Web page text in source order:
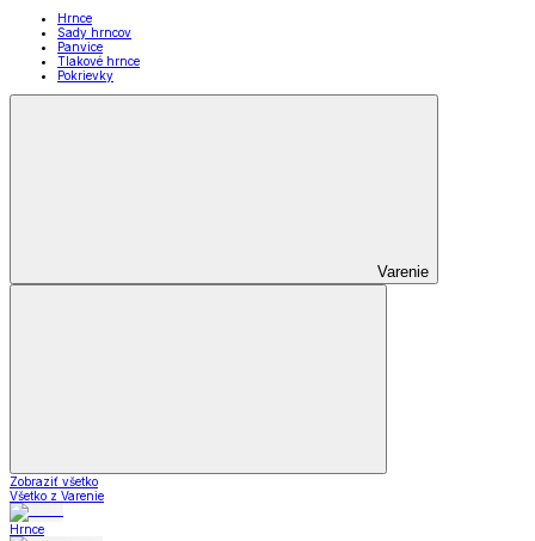
Hrnce
Sady hrncov
Panvice
Tlakové hrnce
Pokrievky
Varenie
Zobraziť všetko
Všetko z Varenie
Hrnce